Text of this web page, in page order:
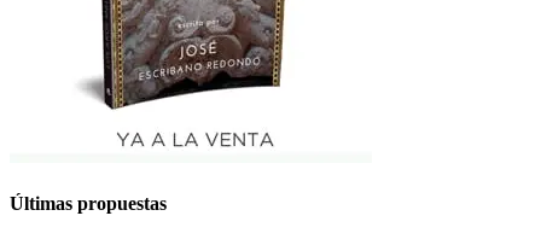
Últimas propuestas